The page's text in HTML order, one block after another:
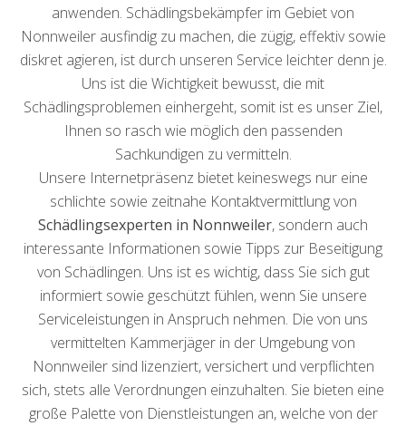
anwenden. Schädlingsbekämpfer im Gebiet von
Nonnweiler ausfindig zu machen, die zügig, effektiv sowie
diskret agieren, ist durch unseren Service leichter denn je.
Uns ist die Wichtigkeit bewusst, die mit
Schädlingsproblemen einhergeht, somit ist es unser Ziel,
Ihnen so rasch wie möglich den passenden
Sachkundigen zu vermitteln.
Unsere Internetpräsenz bietet keineswegs nur eine
schlichte sowie zeitnahe Kontaktvermittlung von
Schädlingsexperten in Nonnweiler, sondern auch
interessante Informationen sowie Tipps zur Beseitigung
von Schädlingen. Uns ist es wichtig, dass Sie sich gut
informiert sowie geschützt fühlen, wenn Sie unsere
Serviceleistungen in Anspruch nehmen. Die von uns
vermittelten Kammerjäger in der Umgebung von
Nonnweiler sind lizenziert, versichert und verpflichten
sich, stets alle Verordnungen einzuhalten. Sie bieten eine
große Palette von Dienstleistungen an, welche von der